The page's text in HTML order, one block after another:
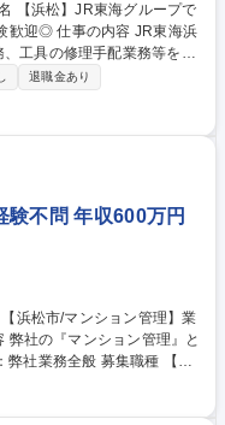
JR東海浜
工具の修理手配業務等をお
面から支えるポジションで
認および適正管理 ■PCを用
係部署（工場スタッフ等）
り変更)は、本社にてご就
※将来的に名古屋本社での
募集職種 【浜
（土日祝休み）/未経験歓迎
退職金あり
験不問 年収600万円
万円以上！